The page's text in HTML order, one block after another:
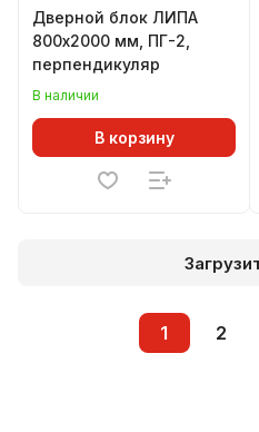
Дверной блок ЛИПА
800х2000 мм, ПГ-2,
перпендикуляр
В наличии
В корзину
1 2